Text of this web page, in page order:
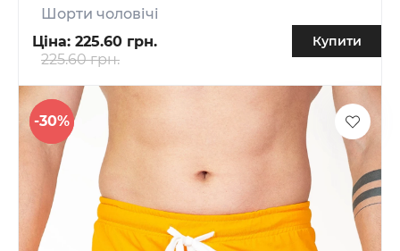
Шорти чоловічі
Ціна: 225.60 грн.
225.60 грн.
Купити
-30%